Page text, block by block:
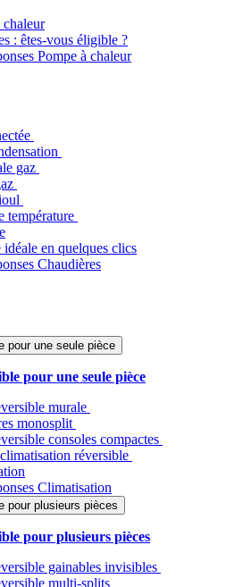
chaleur
: êtes-vous éligible ?
Pompe à chaleur
gaz
température
en quelques clics
Chaudières
pour une seule pièce
pour une seule pièce
murale
monosplit
consoles compactes
réversible
Climatisation
pour plusieurs pièces
pour plusieurs pièces
gainables invisibles
multi-splits